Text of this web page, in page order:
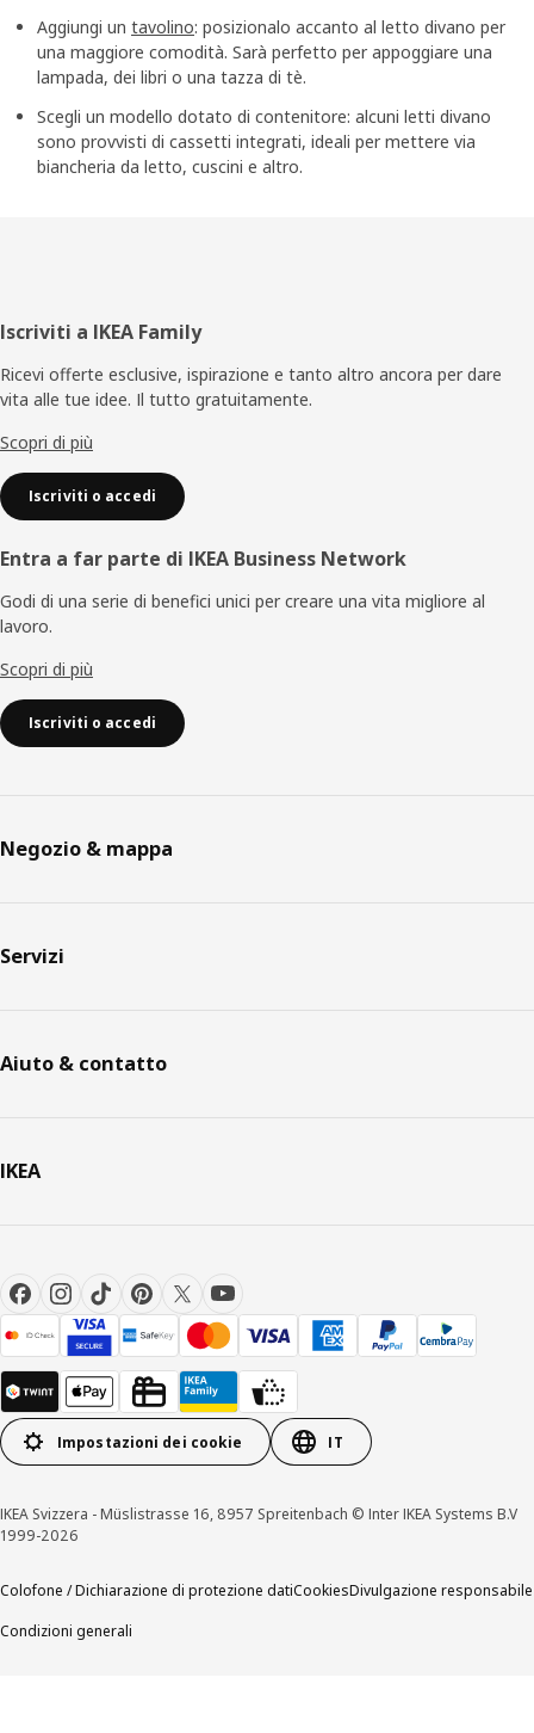
Aggiungi un tavolino: posizionalo accanto al letto divano per
una maggiore comodità. Sarà perfetto per appoggiare una
lampada, dei libri o una tazza di tè.
Scegli un modello dotato di contenitore: alcuni letti divano
sono provvisti di cassetti integrati, ideali per mettere via
biancheria da letto, cuscini e altro.
Piè
di
pagina
Iscriviti a IKEA Family
Ricevi offerte esclusive, ispirazione e tanto altro ancora per dare
vita alle tue idee. Il tutto gratuitamente.
Scopri di più
Iscriviti o accedi
Entra a far parte di IKEA Business Network
Godi di una serie di benefici unici per creare una vita migliore al
lavoro.
Scopri di più
Iscriviti o accedi
Negozio & mappa
Servizi
Aiuto & contatto
IKEA
Impostazioni dei cookie IT
IKEA Svizzera - Müslistrasse 16, 8957 Spreitenbach © Inter IKEA Systems B.V
1999-2026
Colofone / Dichiarazione di protezione datiCookiesDivulgazione responsabile
Condizioni generali